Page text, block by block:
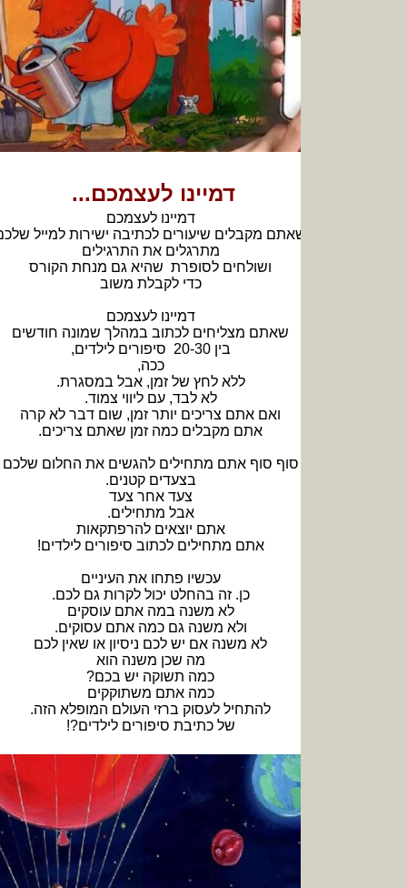
דמיינו לעצמכם...
מקבלים שיעורים לכתיבה ישירות למייל שלכם
מתרגלים את התרגילים
ושולחים לסופרת שהיא גם מנחת הקורס
שאתם מצליחים לכתוב במהלך שמונה חודשים
ללא לחץ של זמן, אבל במסגרת.
לא לבד, עם ליווי צמוד.
ואם אתם צריכים יותר זמן, שום דבר לא קרה
אתם מקבלים כמה זמן שאתם צריכים.
סוף סוף אתם מתחילים להגשים את החלום שלכם
אתם יוצאים להרפתקאות
אתם מתחילים לכתוב סיפורים לילדים!
עכשיו פתחו את העיניים
כן. זה בהחלט יכול לקרות גם לכם.
לא משנה במה אתם עוסקים
ולא משנה גם כמה אתם עסוקים.
לא משנה אם יש לכם ניסיון או שאין לכם
מה שכן משנה הוא
כמה תשוקה יש בכם?
כמה אתם משתוקקים
להתחיל לעסוק ברזי העולם המופלא הזה.
של כתיבת סיפורים לילדים?!